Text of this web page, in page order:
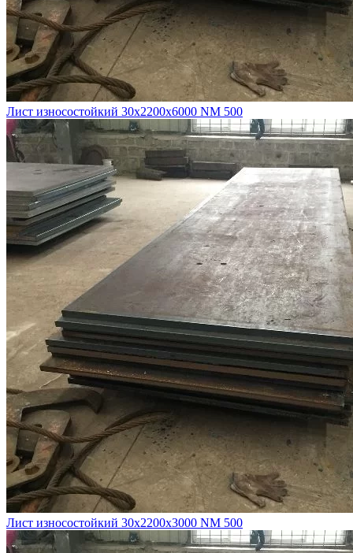
Лист износостойкий 30х2200х6000 NM 500
Лист износостойкий 30х2200х3000 NM 500